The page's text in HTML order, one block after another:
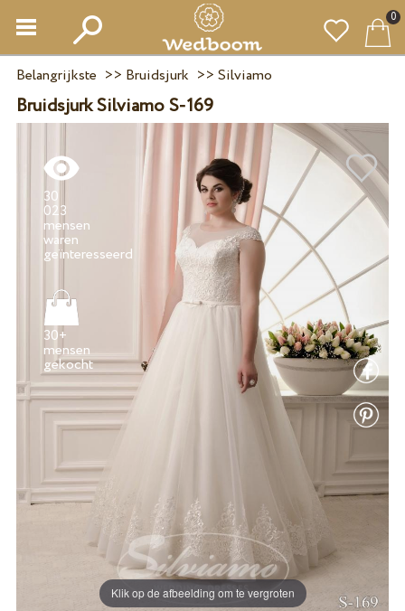
0
Belangrijkste >> Bruidsjurk >> Silviamo
Bruidsjurk Silviamo S-169
Klik op de afbeelding om te vergroten
30
023
mensen
waren
30+
mensen
gekocht